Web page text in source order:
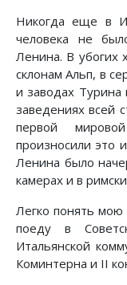
Никогда еще в
человека не
Ленина. В убогих
склонам Альп, в
и заводах
заведениях всей
первой
произносили это
Ленина было
камерах и в
Легко понять
поеду в
Итальянской
Коминтерна и II